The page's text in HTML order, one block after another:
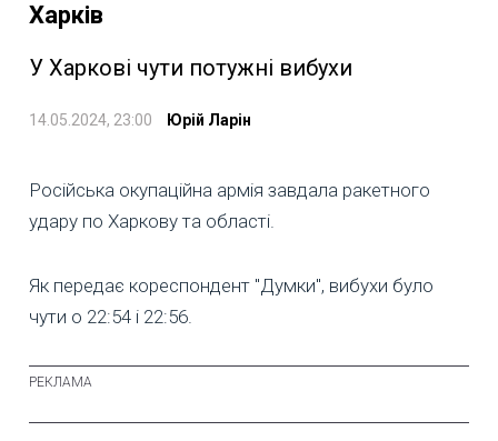
Харків
У Харкові чути потужні вибухи
14.05.2024, 23:00 Юрій Ларін
Російська окупаційна армія завдала ракетного
удару по Харкову та області.
Як передає кореспондент "Думки", вибухи було
чути о 22:54 і 22:56.